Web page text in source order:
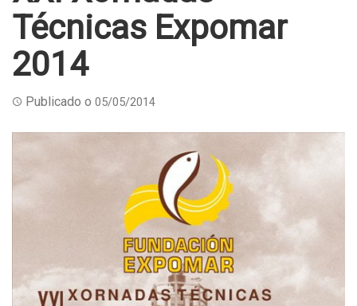
Técnicas Expomar
2014
Publicado o 05/05/2014